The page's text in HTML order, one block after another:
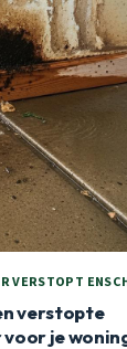
VERSTOPT
verstopte
je